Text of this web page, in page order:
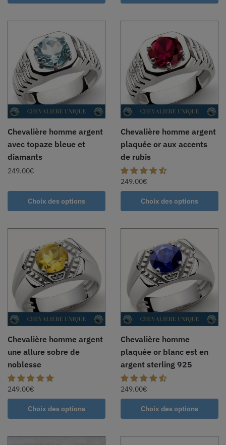
Chevalière homme argent
avec topaze bleue et
diamants
249.00€
Choix des options
Chevalière homme argent
plaquée or aux accents
de rubis
249.00€
Choix des options
Chevalière homme argent
une allure sobre de
noblesse
249.00€
Choix des options
Chevalière homme
plaquée or blanc est en
argent sterling 925
249.00€
Choix des options